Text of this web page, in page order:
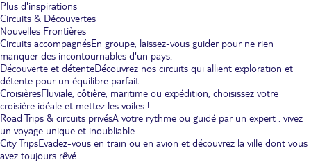
Plus d'inspirations
Circuits & Découvertes
Nouvelles Frontières
Circuits accompagnésEn groupe, laissez-vous guider pour ne rien
manquer des incontournables d'un pays.
Découverte et détenteDécouvrez nos circuits qui allient exploration et
détente pour un équilibre parfait.
CroisièresFluviale, côtière, maritime ou expédition, choisissez votre
croisière idéale et mettez les voiles !
Road Trips & circuits privésA votre rythme ou guidé par un expert : vivez
un voyage unique et inoubliable.
City TripsEvadez-vous en train ou en avion et découvrez la ville dont vous
avez toujours rêvé.